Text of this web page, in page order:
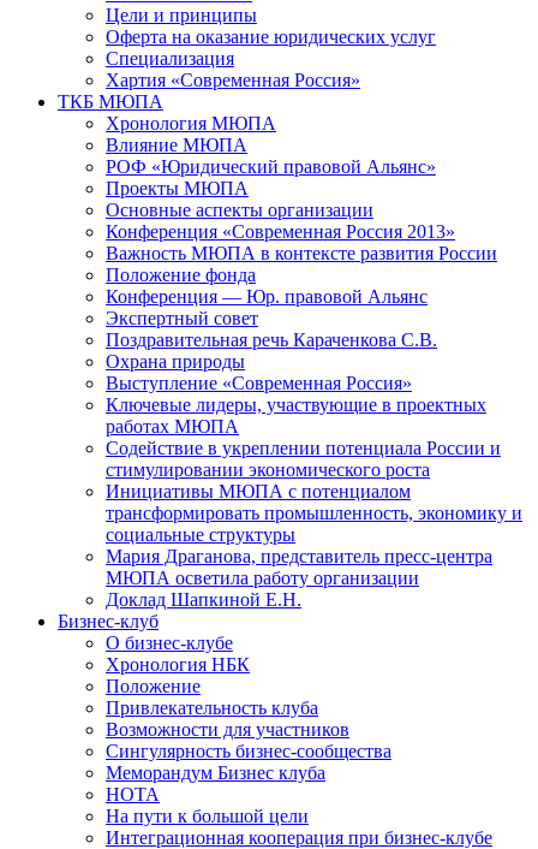
Цели и принципы
Оферта на оказание юридических услуг
Специализация
Хартия «Современная Россия»
ТКБ МЮПА
Хронология МЮПА
Влияние МЮПА
РОФ «Юридический правовой Альянс»
Проекты МЮПА
Основные аспекты организации
Конференция «Современная Россия 2013»
Важность МЮПА в контексте развития России
Положение фонда
Конференция — Юр. правовой Альянс
Экспертный совет
Поздравительная речь Караченкова С.В.
Охрана природы
Выступление «Современная Россия»
Ключевые лидеры, участвующие в проектных
работах МЮПА
Cодействие в укреплении потенциала России и
стимулировании экономического роста
Инициативы МЮПА с потенциалом
трансформировать промышленность, экономику и
социальные структуры
Мария Драганова, представитель пресс-центра
МЮПА осветила работу организации
Доклад Шапкиной Е.Н.
Бизнес-клуб
О бизнес-клубе
Хронология НБК
Положение
Привлекательность клуба
Возможности для участников
Сингулярность бизнес-сообщества
Меморандум Бизнес клуба
НОТА
На пути к большой цели
Интеграционная кооперация при бизнес-клубе